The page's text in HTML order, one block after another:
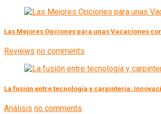
Las Mejores Opciones para unas Vacaciones
Reviews no comments
La fusión entre tecnología y carpintería:
Análisis no comments